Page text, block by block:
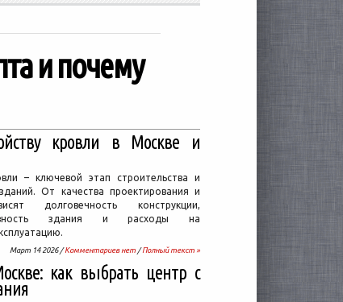
и почему
кровли в Москве и
– ключевой этап строительства и
От качества проектирования и
долговечность конструкции,
здания и расходы на
Март 14 2026 /Комментариев нет /Полный текст »
как выбрать центр с